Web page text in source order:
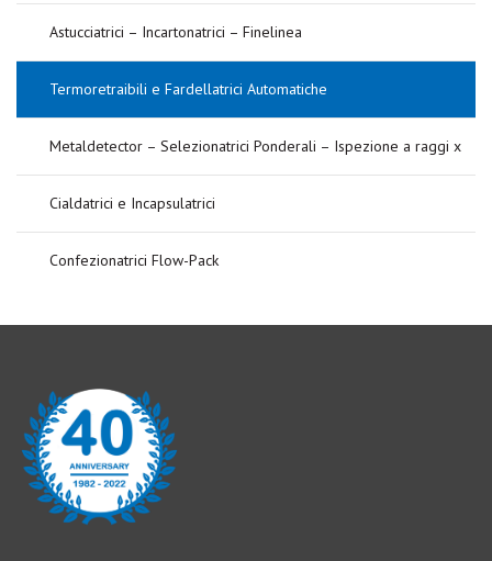
Astucciatrici – Incartonatrici – Finelinea
Termoretraibili e Fardellatrici Automatiche
Metaldetector – Selezionatrici Ponderali – Ispezione a raggi x
Cialdatrici e Incapsulatrici
Confezionatrici Flow-Pack